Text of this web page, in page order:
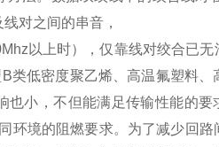
对之间的串音，
以上时），仅靠线对绞合已
类低密度聚乙烯、高温氟塑料
也小，不但能满足传输性能的
环境的阻燃要求。为了减少回